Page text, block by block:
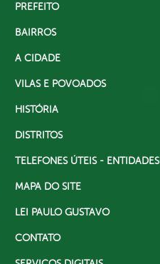
PREFEITO
BAIRROS
A CIDADE
VILAS E POVOADOS
HISTÓRIA
DISTRITOS
TELEFONES ÚTEIS - ENTIDADES
MAPA DO SITE
LEI PAULO GUSTAVO
CONTATO